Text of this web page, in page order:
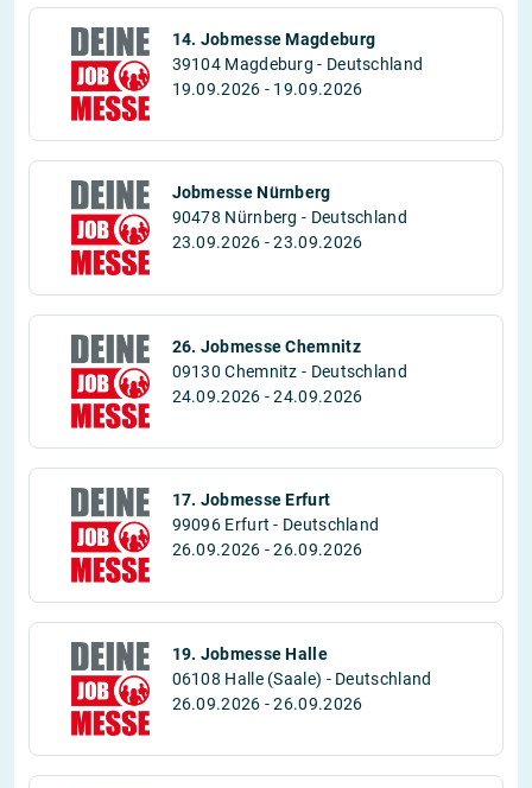
14. Jobmesse Magdeburg
39104 Magdeburg - Deutschland
19.09.2026 - 19.09.2026
Jobmesse Nürnberg
90478 Nürnberg - Deutschland
23.09.2026 - 23.09.2026
26. Jobmesse Chemnitz
09130 Chemnitz - Deutschland
24.09.2026 - 24.09.2026
17. Jobmesse Erfurt
99096 Erfurt - Deutschland
26.09.2026 - 26.09.2026
19. Jobmesse Halle
06108 Halle (Saale) - Deutschland
26.09.2026 - 26.09.2026